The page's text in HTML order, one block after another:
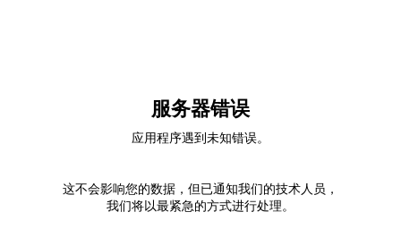
服务器错误
应用程序遇到未知错误。
这不会影响您的数据，但已通知我们的技术人员，
我们将以最紧急的方式进行处理。